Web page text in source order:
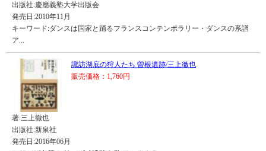
出版社:慶應義塾大学出版会
発売日:2010年11月
キーワード:ダンスは国家と踊るフランスコンテンポラリー・ダンスの系譜
ア...
諏訪湖底の狩人たち 曽根遺跡/三上徹也
販売価格：1,760円
著:三上徹也
出版社:新泉社
発売日:2016年06月